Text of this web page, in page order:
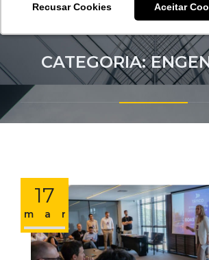
Recusar Cookies Aceitar
Recusar Cookies Aceitar
Recusar Cookies Aceitar
CATEGORIA:
17
mar